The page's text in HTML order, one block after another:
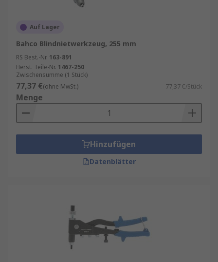
Auf Lager
Bahco Blindnietwerkzeug, 255 mm
RS Best.-Nr. 163-891
Herst. Teile-Nr. 1467-250
Zwischensumme (1 Stück)
77,37 €(ohne MwSt.) 77,37 €/Stück
Menge
Hinzufügen
Datenblätter